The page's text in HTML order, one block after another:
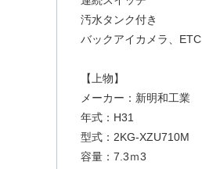
汚水タンク付き
バックアイカメラ、ETC
【上物】
メーカー：新明和工業
年式：H31
型式：2KG-XZU710M
容量：7.3ｍ3